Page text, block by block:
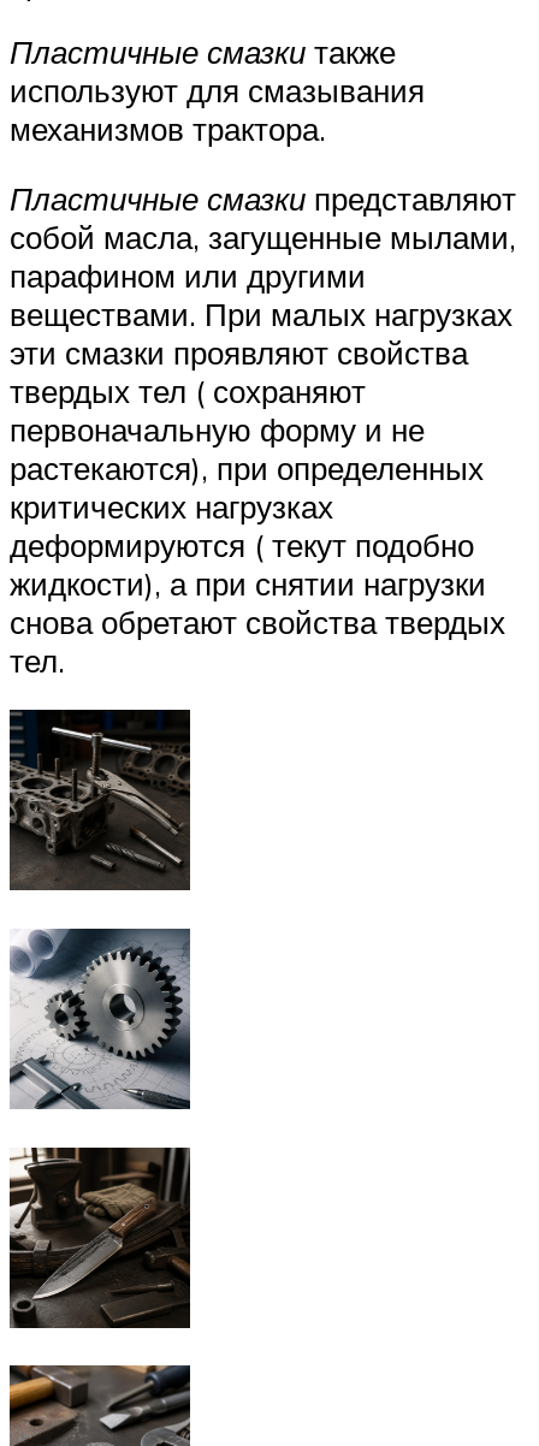
Пластичные смазки также
используют для смазывания
механизмов трактора.
Пластичные смазки представляют
собой масла, загущенные мылами,
парафином или другими
веществами. При малых нагрузках
эти смазки проявляют свойства
твердых тел ( сохраняют
первоначальную форму и не
растекаются), при определенных
критических нагрузках
деформируются ( текут подобно
жидкости), а при снятии нагрузки
снова обретают свойства твердых
тел.